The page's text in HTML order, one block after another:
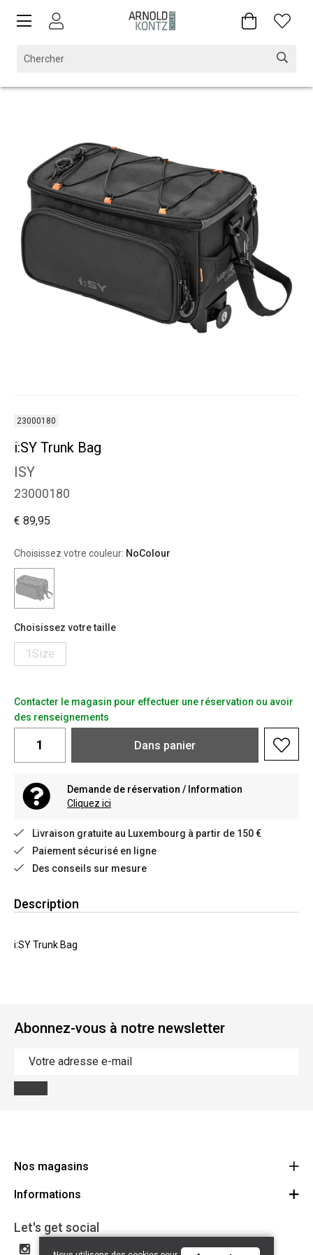
23000180
i:SY Trunk Bag
ISY
23000180
€ 89,95
Choisissez votre couleur: NoColour
Choisissez votre taille
1Size
Contacter le magasin pour effectuer une réservation ou avoir
des renseignements
Dans panier
Demande de réservation / Information
Cliquez ici
Livraison gratuite au Luxembourg à partir de 150 €
Paiement sécurisé en ligne
Des conseils sur mesure
Description
i:SY Trunk Bag
Abonnez-vous à notre newsletter
Nos magasins
Cycles Arnold Kontz Gare / Bonnevoie
+352 40 96 74 214 / +352 40 96 74 215
Informations
Conditions générales
Avertissement
Let's get social